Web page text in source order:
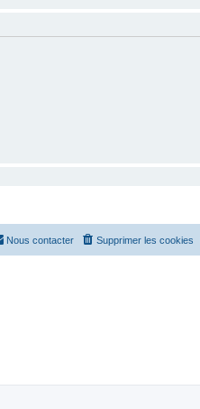
Supprimer les cookies
Nous contacter